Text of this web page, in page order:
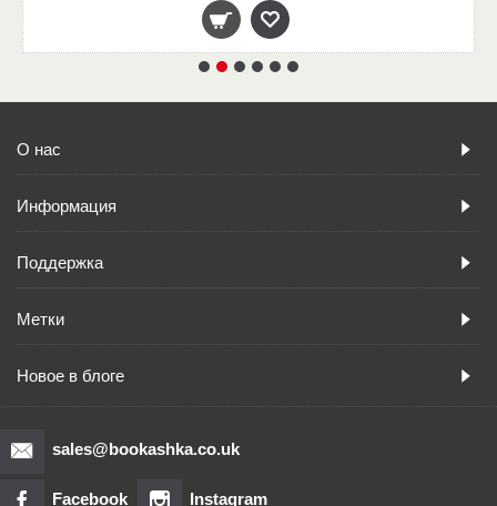
О нас
Информация
Поддержка
Метки
Новое в блоге
sales@bookashka.co.uk
Facebook Instagram